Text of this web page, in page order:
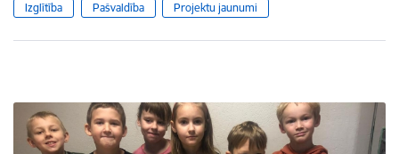
Izglītība Pašvaldība Projektu jaunumi